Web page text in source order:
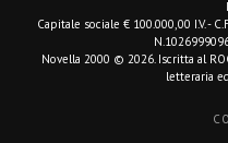
Capitale sociale € 100.000,00 I.V. -
Novella 2000 © 2026. Iscritta al
letteraria